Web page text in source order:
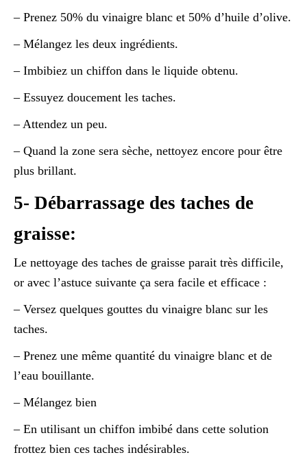
– Prenez 50% du vinaigre blanc et 50% d’huile d’olive.
– Mélangez les deux ingrédients.
– Imbibiez un chiffon dans le liquide obtenu.
– Essuyez doucement les taches.
– Attendez un peu.
– Quand la zone sera sèche, nettoyez encore pour être
plus brillant.
5- Débarrassage des taches de
graisse:
Le nettoyage des taches de graisse parait très difficile,
or avec l’astuce suivante ça sera facile et efficace :
– Versez quelques gouttes du vinaigre blanc sur les
taches.
– Prenez une même quantité du vinaigre blanc et de
l’eau bouillante.
– Mélangez bien
– En utilisant un chiffon imbibé dans cette solution
frottez bien ces taches indésirables.